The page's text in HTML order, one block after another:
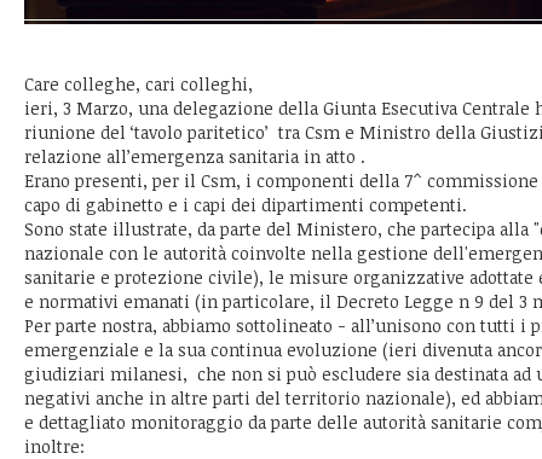
Care colleghe, cari colleghi,
ieri, 3 Marzo, una delegazione della Giunta Esecutiva Centrale
riunione del ‘tavolo paritetico’ tra Csm e Ministro della
relazione all’emergenza sanitaria in atto .
Erano presenti, per il Csm, i componenti della 7^
capo di gabinetto e i capi dei dipartimenti competenti.
Sono state illustrate, da parte del Ministero, che partecipa alla
nazionale con le autorità coinvolte nella gestione
sanitarie e protezione civile), le misure organizzative
e normativi emanati (in particolare, il Decreto Legge n 9 del 3
Per parte nostra, abbiamo sottolineato - all’unisono con tutti i
emergenziale e la sua continua evoluzione (ieri divenuta
giudiziari milanesi, che non si può escludere sia destinata
negativi anche in altre parti del territorio nazionale), ed
e dettagliato monitoraggio da parte delle autorità sanitarie
inoltre: